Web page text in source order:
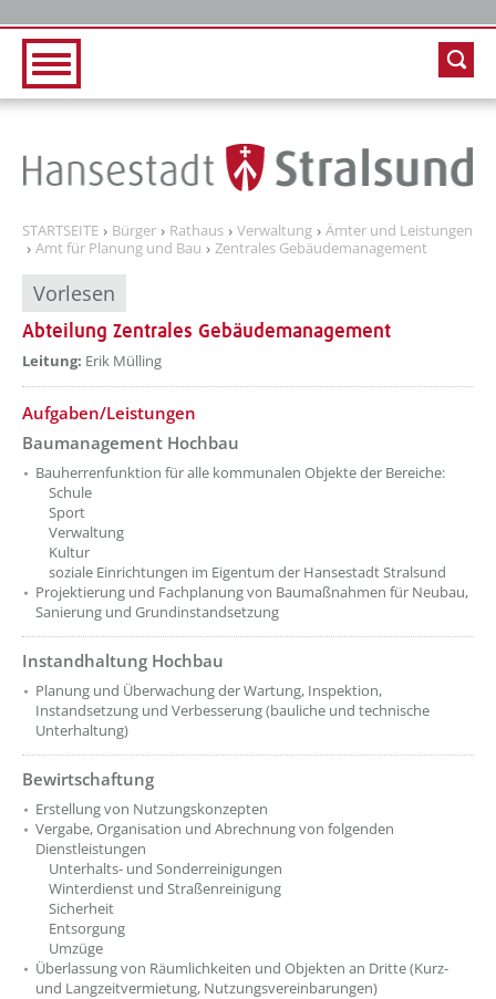
STARTSEITE Bürger Rathaus Verwaltung
Ämter und Leistungen
Amt für Planung und Bau
Zentrales Gebäudemanagement
Vorlesen
Abteilung Zentrales Gebäudemanagement
??? absaetzeOben[1]/titel ???
Leitung: Erik Mülling
??? absaetzeOben[2]/titel ???
Aufgaben/Leistungen
Baumanagement Hochbau
Bauherrenfunktion für alle kommunalen Objekte der Bereiche:
Schule
Sport
Verwaltung
Kultur
soziale Einrichtungen im Eigentum der Hansestadt Stralsund
Projektierung und Fachplanung von Baumaßnahmen für Neubau,
Sanierung und Grundinstandsetzung
??? absaetzeOben[3]/titel ???
Instandhaltung Hochbau
Planung und Überwachung der Wartung, Inspektion,
Instandsetzung und Verbesserung (bauliche und technische
Unterhaltung)
??? absaetzeOben[4]/titel ???
Bewirtschaftung
Erstellung von Nutzungskonzepten
Vergabe, Organisation und Abrechnung von folgenden
Dienstleistungen
Unterhalts- und Sonderreinigungen
Winterdienst und Straßenreinigung
Sicherheit
Entsorgung
Umzüge
Überlassung von Räumlichkeiten und Objekten an Dritte (Kurz-
und Langzeitvermietung, Nutzungsvereinbarungen)